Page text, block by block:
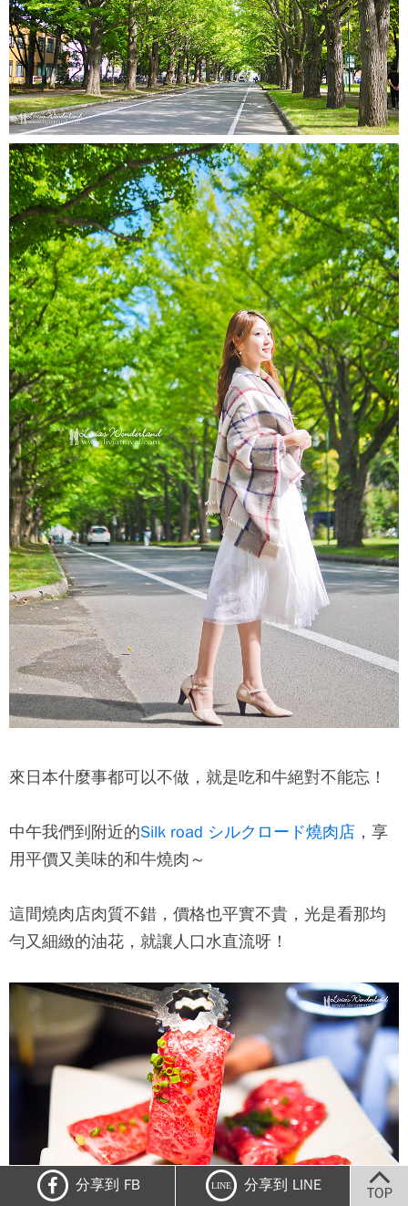
來日本什麼事都可以不做，就是吃和牛絕對不能忘！
中午我們到附近的Silk road シルクロード燒肉店 ，享
用平價又美味的和牛燒肉～
這間燒肉店肉質不錯，價格也平實不貴，光是看那均
勻又細緻的油花，就讓人口水直流呀！
分享到 FB LINE 分享到 LINE TOP